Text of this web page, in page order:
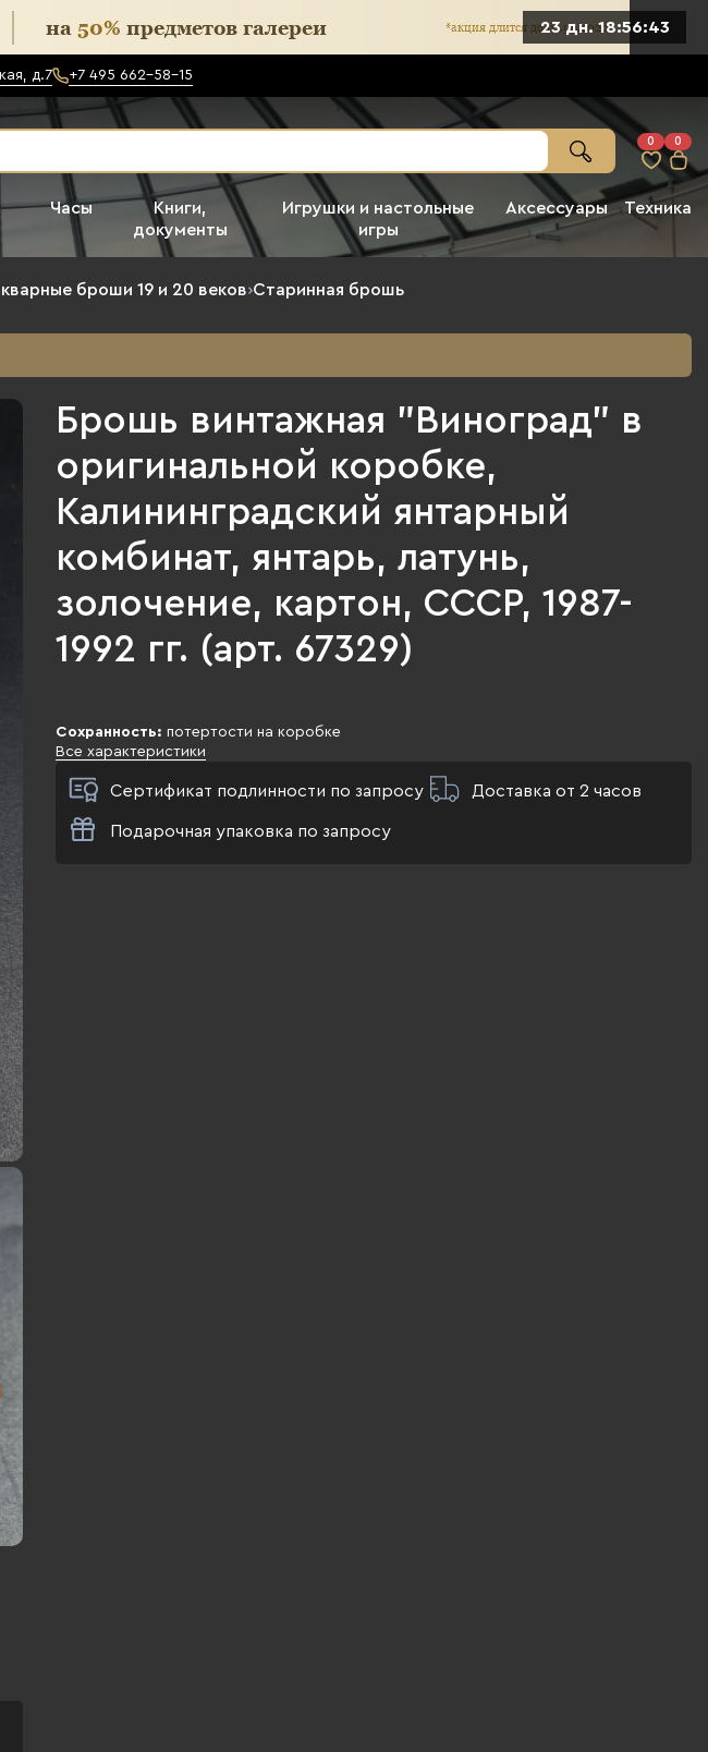
23 дн. 18:56:41
д.7 +7 495 662-58-15
0 0
Часы
Книги,
документы
Игрушки и настольные
игры
Аксессуары Техника
броши 19 и 20 веков›Старинная брошь
Брошь винтажная "Виноград" в
оригинальной коробке,
Калининградский янтарный
комбинат, янтарь, латунь,
золочение, картон, СССР, 1987-
1992 гг. (арт. 67329)
Сохранность: потертости на коробке
Все характеристики
Сертификат подлинности по запросу Доставка от 2 часов
Подарочная упаковка по запросу